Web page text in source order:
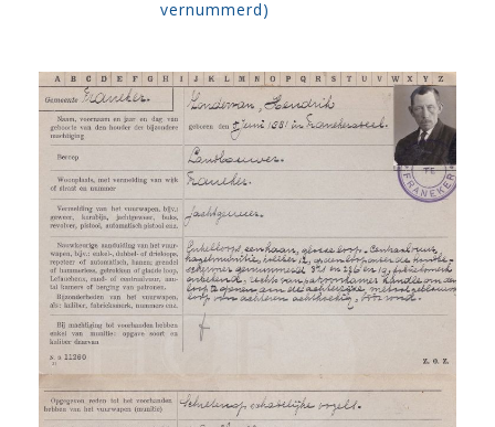
vernummerd)